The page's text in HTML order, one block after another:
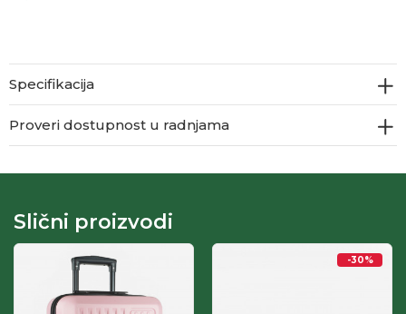
Specifikacija
Proveri dostupnost u radnjama
Slični proizvodi
-30%